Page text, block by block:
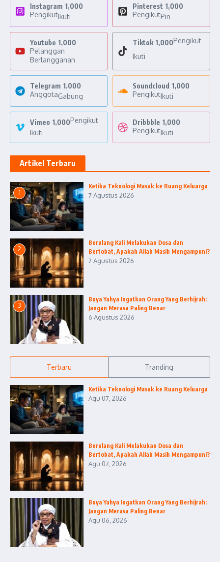
Instagram 1,000
PengikutIkuti
Pinterest 1,000
PengikutPin
Youtube 1,000
Pelanggan
Berlangganan
Tiktok 1,000Pengikut
Ikuti
Telegram 1,000
AnggotaGabung
Soundcloud 1,000
PengikutIkuti
Vimeo 1,000Pengikut
Ikuti
Dribbble 1,000
PengikutIkuti
Artikel Terbaru
1
Ketika Teknologi Masuk ke Ruang Keluarga
7 Agustus 2026
2
Berulang Kali Melakukan Dosa dan
Bertobat, Apakah Allah Masih Mengampuni?
7 Agustus 2026
3
Buya Yahya Ingatkan Orang Yang Berhijrah:
Jangan Merasa Paling Benar
6 Agustus 2026
Terbaru Tranding
Ketika Teknologi Masuk ke Ruang Keluarga
Agu 07, 2026
Berulang Kali Melakukan Dosa dan
Bertobat, Apakah Allah Masih Mengampuni?
Agu 07, 2026
Buya Yahya Ingatkan Orang Yang Berhijrah:
Jangan Merasa Paling Benar
Agu 06, 2026